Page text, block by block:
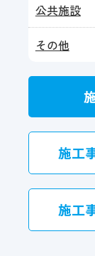
公共施設
その他
施工
施工